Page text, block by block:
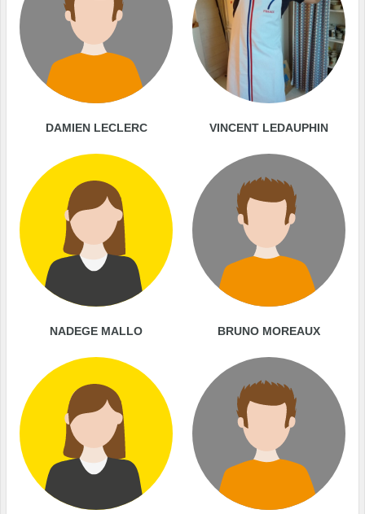
DAMIEN LECLERC VINCENT LEDAUPHIN
NADEGE MALLO BRUNO MOREAUX